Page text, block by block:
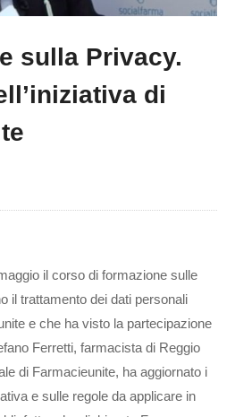
sulla Privacy.
di
il corso di formazione sulle
il trattamento dei dati personali
e che ha visto la partecipazione
Ferretti, farmacista di Reggio
di Farmacieunite, ha aggiornato i
e sulle regole da applicare in